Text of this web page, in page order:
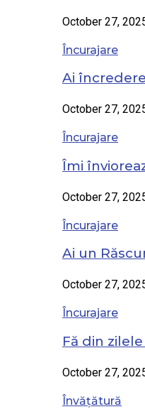
October 27,
Încurajare
Ai
October 27,
Încurajare
Îmi
October 27,
Încurajare
Ai un
October 27,
Încurajare
Fă din
October 27,
Învățătură